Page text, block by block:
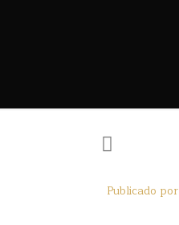
Publicado por